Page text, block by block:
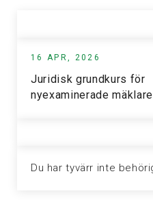
16 APR, 2026
Juridisk grundkurs för
nyexaminerade mäklare